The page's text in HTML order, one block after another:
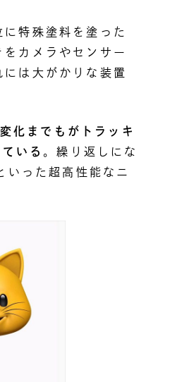
特殊塗料を塗った
カメラやセンサー
は大がかりな装置
化までもがトラッキ
いる 。繰り返しにな
った超高性能なニ